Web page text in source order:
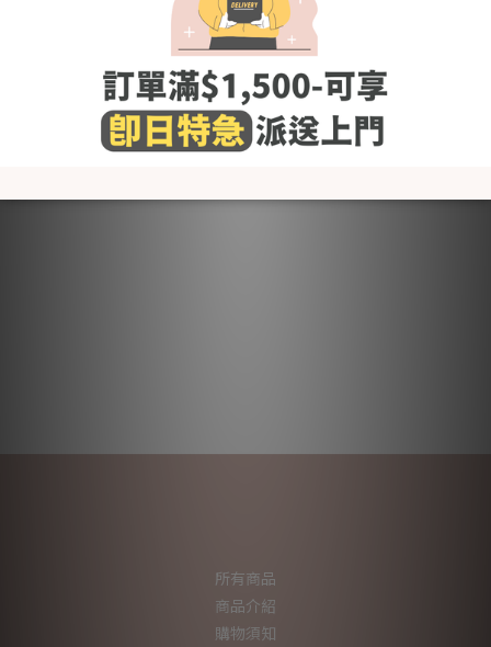
洗滌建議
- 使用前請先清洗乾淨
- 使用冷水或微暖的水作清洗，避免熱水
- 建議使用嬰幼兒衣物專用清潔劑，避免柔順劑,含氯及螢光劑的
清潔劑
所有商品
商品介紹
購物須知